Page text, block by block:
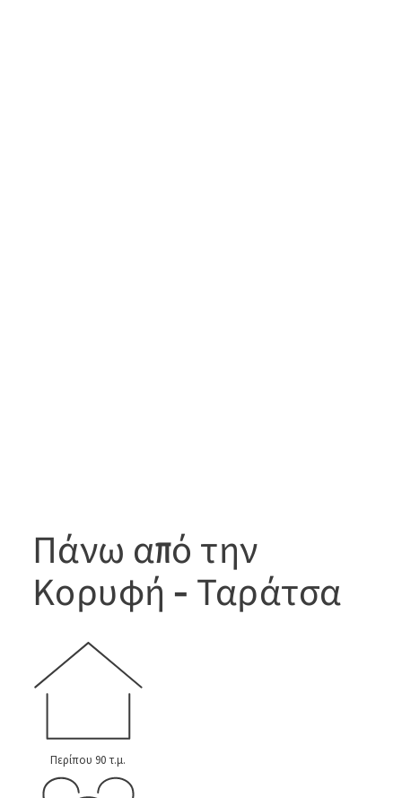
Πάνω από την
Κορυφή - Ταράτσα
Περίπου 90 τ.μ.